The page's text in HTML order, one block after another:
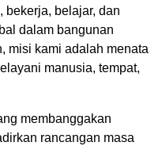
bekerja, belajar, dan
dalam bangunan
misi kami adalah menata
manusia, tempat,
membanggakan
rancangan masa